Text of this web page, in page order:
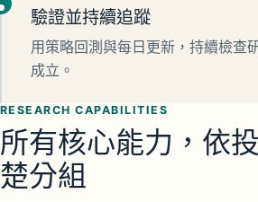
驗證並持續追蹤
用策略回測與每日更新，持續檢查
成立。
RESEARCH CAPABILITIES
所有核心能力，依
楚分組